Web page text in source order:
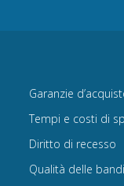
Garanzie
Tempi e costi di
Diritto di recesso
Qualità delle